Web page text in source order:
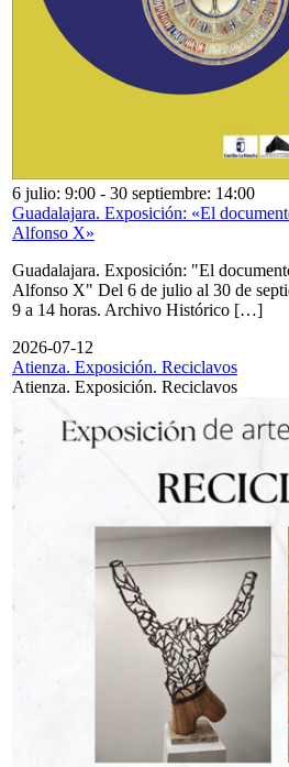
6 julio: 9:00 - 30 septiembre: 14:00
Guadalajara. Exposición: «El
Alfonso X»
Guadalajara. Exposición: "El
Alfonso X" Del 6 de julio al 30 de
9 a 14 horas. Archivo Histórico […]
2026-07-12
Atienza. Exposición. Reciclavos
Atienza. Exposición. Reciclavos